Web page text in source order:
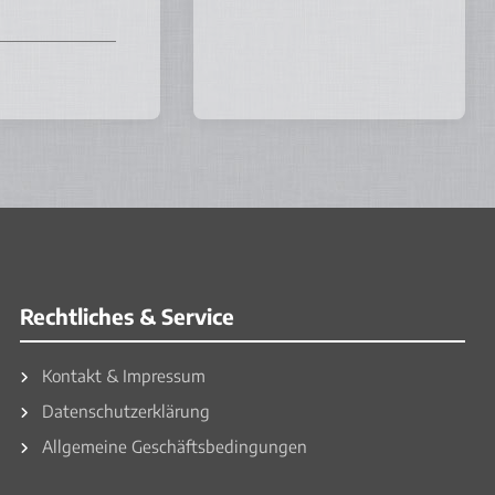
Rechtliches & Service
Kontakt & Impressum
Datenschutzerklärung
Allgemeine Geschäftsbedingungen